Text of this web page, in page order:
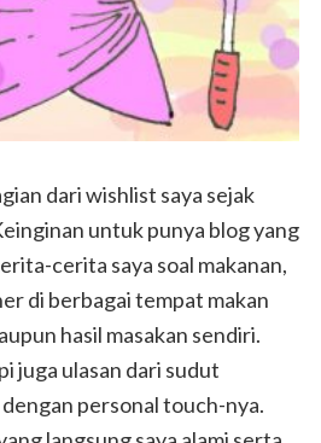
dari wishlist saya sejak
untuk punya blog yang
cerita saya soal makanan,
di berbagai tempat makan
hasil masakan sendiri.
juga ulasan dari sudut
personal touch-nya.